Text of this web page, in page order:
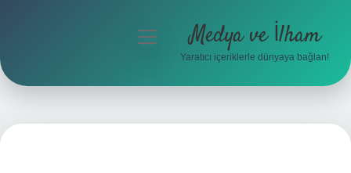
menüyü
Medya ve İlham
Yaratıcı içeriklerle dünyaya bağlan!